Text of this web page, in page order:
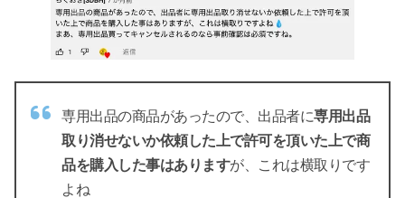
専用出品の商品があったので、出品者に専用出品
取り消せないか依頼した上で許可を頂いた上で商
品を購入した事はありますが、これは横取りです
よね